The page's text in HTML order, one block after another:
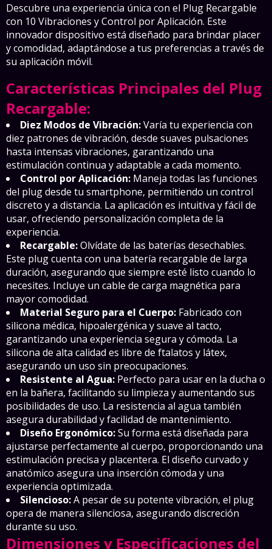
Descubre una experiencia única con el Plug Recargable
con 10 Vibraciones y Control por Aplicación. Este
innovador dispositivo está diseñado para brindar placer
y comodidad, adaptándose a tus preferencias a través de
su aplicación móvil.
Características Principales del Plug
Recargable:
Diez Modos de Vibración:Varía tu experiencia con
diez patrones de vibración, desde suaves pulsaciones
hasta intensas vibraciones, garantizando una
estimulación continua y adaptable a cada momento.
Control por Aplicación: Maneja todas las funciones
del plug desde tu smartphone, permitiendo un control
discreto y a distancia. La aplicación es intuitiva y fácil de
usar, ofreciendo personalización completa de la
experiencia.
Recargable:Olvídate de las baterías desechables.
Este plug cuenta con una batería recargable de larga
duración, asegurando que siempre esté listo cuando lo
necesites. Incluye un cable de carga magnética para
mayor comodidad.
Material Seguro para el Cuerpo: Fabricado con
silicona médica, hipoalergénica y suave al tacto,
garantizando una experiencia segura y cómoda. La
silicona de alta calidad es libre de ftalatos y látex,
asegurando un uso sin preocupaciones.
Resistente al Agua: Perfecto para usar en la ducha o
en la bañera, facilitando su limpieza y aumentando sus
posibilidades de uso. La resistencia al agua también
asegura durabilidad y facilidad de mantenimiento.
Diseño Ergonómico:Su forma está diseñada para
ajustarse perfectamente al cuerpo, proporcionando una
estimulación precisa y placentera. El diseño curvado y
anatómico asegura una inserción cómoda y una
experiencia optimizada.
Silencioso:A pesar de su potente vibración, el plug
opera de manera silenciosa, asegurando discreción
durante su uso.
Dimensiones y Especificaciones del